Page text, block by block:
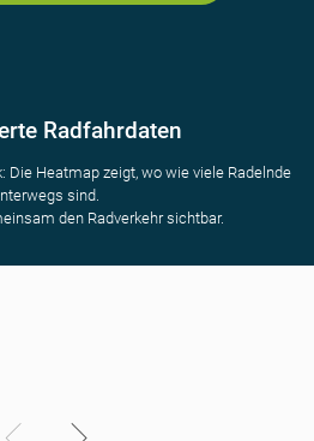
Radfahrdaten
Die Heatmap zeigt, wo wie viele Radelnde
sind.
den Radverkehr sichtbar.